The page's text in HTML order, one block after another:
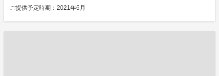
ご提供予定時期：2021年6月